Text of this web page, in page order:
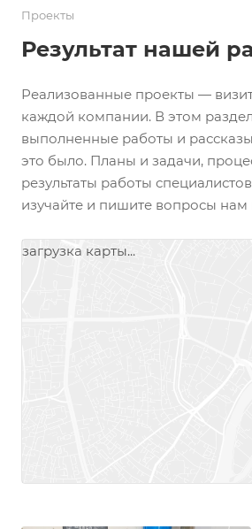
Проекты
Результат нашей
Реализованные проекты —
каждой компании. В этом
выполненные работы и
это было. Планы и задачи,
результаты работы
изучайте и пишите вопросы нам
загрузка карты...